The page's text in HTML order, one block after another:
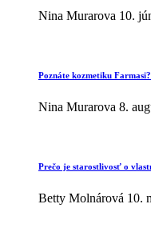
Nina Murarova 10.
Poznáte kozmetiku
Nina Murarova 8.
Prečo je starostlivosť o
Betty Molnárová 10.